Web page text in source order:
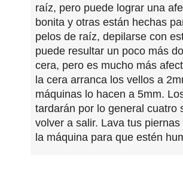
raíz, pero puede lograr una
bonita y otras están hechas
pelos de raíz, depilarse con
puede resultar un poco más
cera, pero es mucho más
la cera arranca los vellos a
máquinas lo hacen a 5mm.
tardarán por lo general cuatro
volver a salir. Lava tus
la máquina para que estén